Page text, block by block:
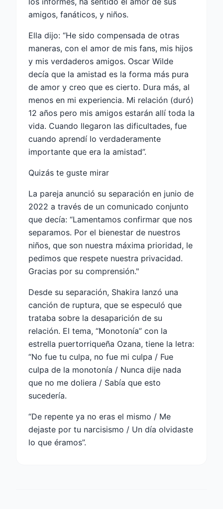
amigos, fanáticos, y niños.
Ella dijo: “He sido compensada de otras
maneras, con el amor de mis fans, mis hijos
y mis verdaderos amigos. Oscar Wilde
decía que la amistad es la forma más pura
de amor y creo que es cierto. Dura más, al
menos en mi experiencia. Mi relación (duró)
12 años pero mis amigos estarán allí toda la
vida. Cuando llegaron las dificultades, fue
cuando aprendí lo verdaderamente
importante que era la amistad”.
Quizás te guste mirar
La pareja anunció su separación en junio de
2022 a través de un comunicado conjunto
que decía: “Lamentamos confirmar que nos
separamos. Por el bienestar de nuestros
niños, que son nuestra máxima prioridad, le
pedimos que respete nuestra privacidad.
Gracias por su comprensión."
Desde su separación, Shakira lanzó una
canción de ruptura, que se especuló que
trataba sobre la desaparición de su
relación. El tema, “Monotonía” con la
estrella puertorriqueña Ozana, tiene la letra:
“No fue tu culpa, no fue mi culpa / Fue
culpa de la monotonía / Nunca dije nada
que no me doliera / Sabía que esto
sucedería.
“De repente ya no eras el mismo / Me
dejaste por tu narcisismo / Un día olvidaste
lo que éramos”.